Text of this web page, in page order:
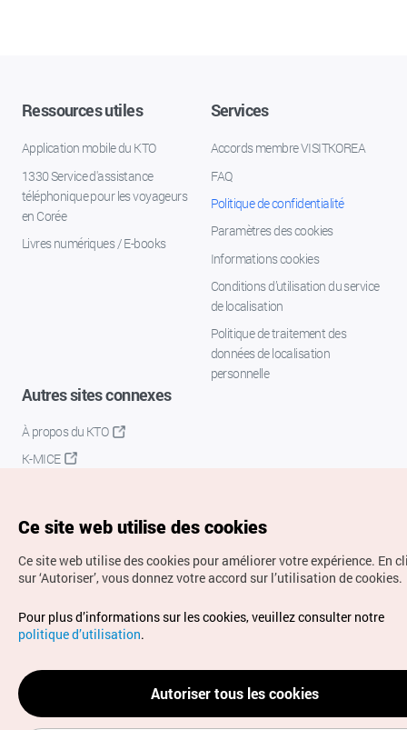
Ressources utiles
Application mobile du KTO
1330 Service d'assistance
téléphonique pour les voyageurs
en Corée
Livres numériques / E-books
Services
Accords membre VISITKOREA
FAQ
Politique de confidentialité
Paramètres des cookies
Informations cookies
Conditions d’utilisation du service
de localisation
Politique de traitement des
données de localisation
personnelle
Autres sites connexes
À propos du KTO
K-MICE
Droits d’auteur (c) Office National du Tourisme en Corée.
Tous droits réservés.
Pour les rapports d'erreurs et demandes de renseignements,
adressez vos demandes à
info.ontc@gmail.com
Ce site web utilise des cookies
Ce site web utilise des cookies pour améliorer votre expérience. En
sur ‘Autoriser’, vous donnez votre accord sur l’utilisation de cookies.
Pour plus d’informations sur les cookies, veuillez consulter notre
politique d’utilisation.
Autoriser tous les cookies